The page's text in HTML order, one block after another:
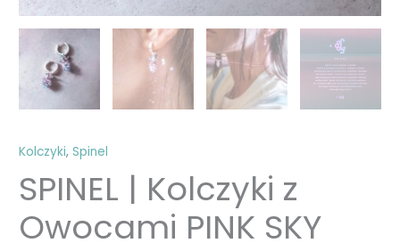
Kolczyki,Spinel
SPINEL | Kolczyki z
Owocami PINK SKY